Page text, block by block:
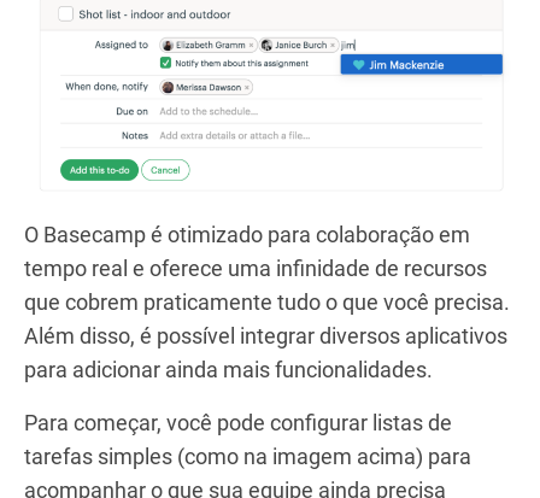
O Basecamp é otimizado para colaboração em
tempo real e oferece uma infinidade de recursos
que cobrem praticamente tudo o que você precisa.
Além disso, é possível integrar diversos aplicativos
para adicionar ainda mais funcionalidades.
Para começar, você pode configurar listas de
tarefas simples (como na imagem acima) para
acompanhar o que sua equipe ainda precisa